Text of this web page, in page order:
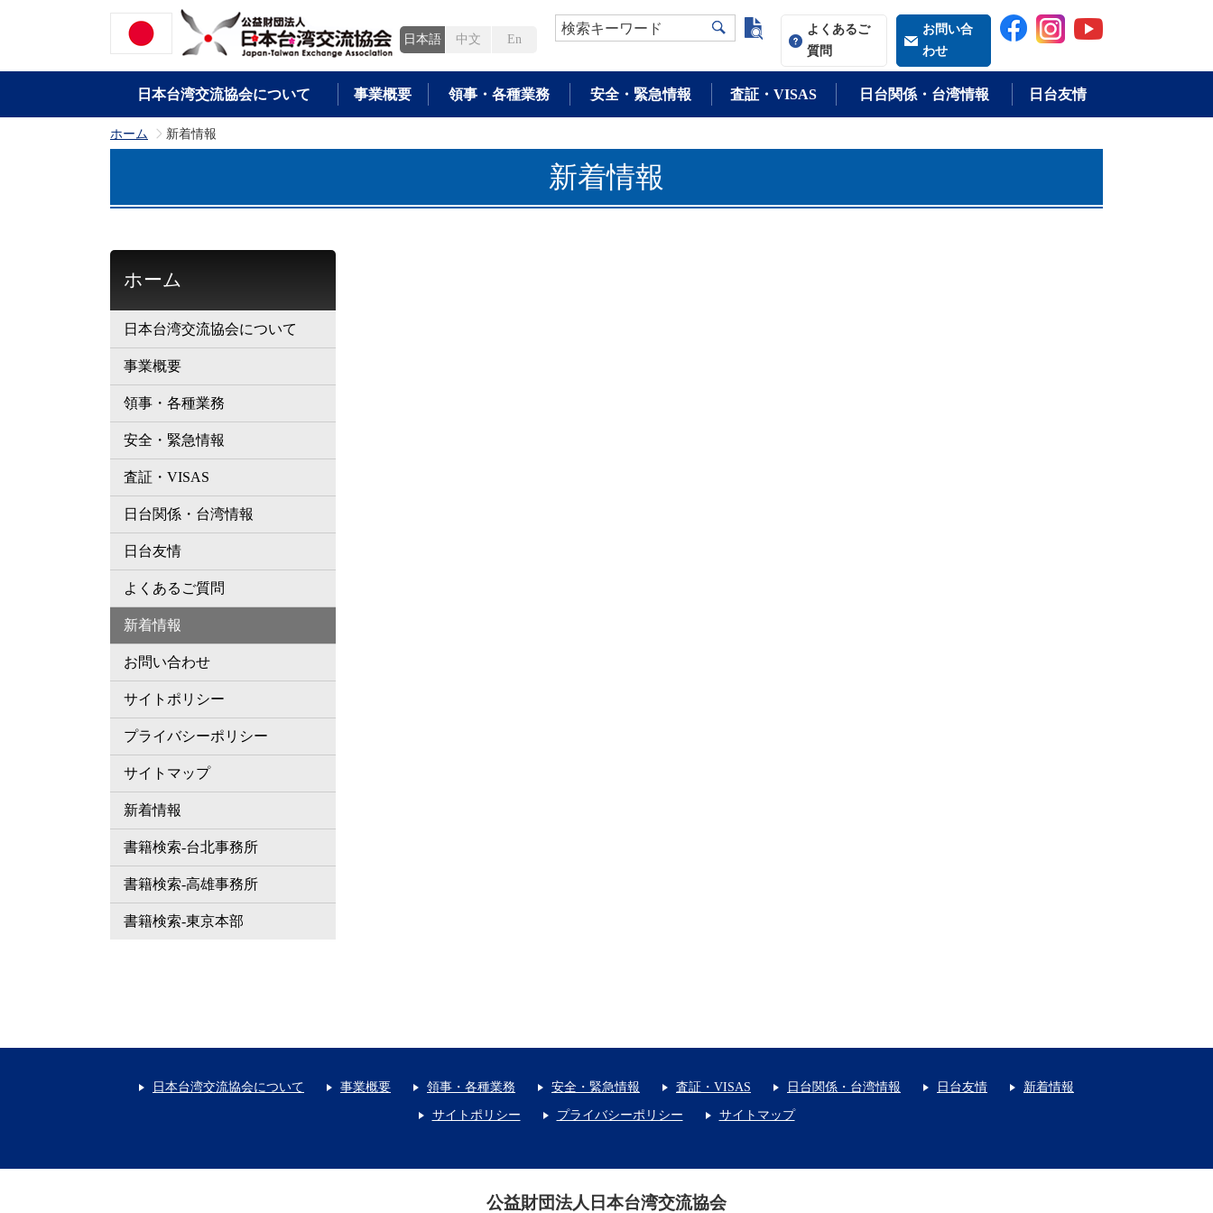
日本語 中文 En
検索キーワード よく検索される語
よくあるご
質問
お問い合
わせ
日本台湾交流協会について 事業概要 領事・各種業務 安全・緊急情報 査証・VISAS 日台関係・台湾情報 日台友情
ホーム >
新着情報
新着情報
ホーム
日本台湾交流協会について
事業概要
領事・各種業務
安全・緊急情報
査証・VISAS
日台関係・台湾情報
日台友情
よくあるご質問
新着情報
お問い合わせ
サイトポリシー
プライバシーポリシー
サイトマップ
新着情報
書籍検索-台北事務所
書籍検索-高雄事務所
書籍検索-東京本部
日本台湾交流協会について 事業概要 領事・各種業務 安全・緊急情報 査証・VISAS 日台関係・台湾情報 日台友情 新着情報
サイトポリシー プライバシーポリシー サイトマップ
公益財団法人日本台湾交流協会